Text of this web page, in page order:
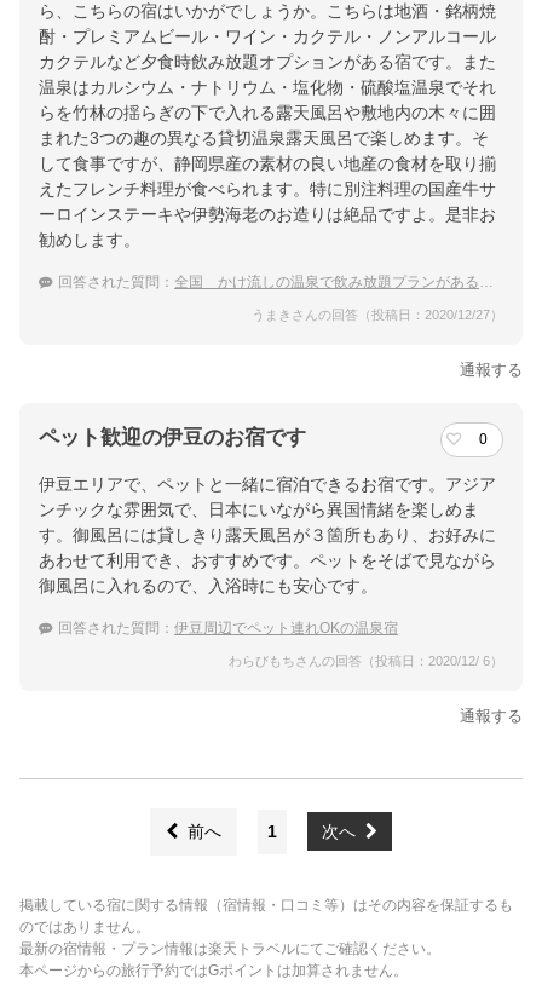
ら、こちらの宿はいかがでしょうか。こちらは地酒・銘柄焼
酎・プレミアムビール・ワイン・カクテル・ノンアルコール
カクテルなど夕食時飲み放題オプションがある宿です。また
温泉はカルシウム・ナトリウム・塩化物・硫酸塩温泉でそれ
らを竹林の揺らぎの下で入れる露天風呂や敷地内の木々に囲
まれた3つの趣の異なる貸切温泉露天風呂で楽しめます。そ
して食事ですが、静岡県産の素材の良い地産の食材を取り揃
えたフレンチ料理が食べられます。特に別注料理の国産牛サ
ーロインステーキや伊勢海老のお造りは絶品ですよ。是非お
勧めします。
回答された質問： 全国 かけ流しの温泉で飲み放題プランがある旅館
うまきさんの回答（投稿日：2020/12/27）
通報する
ペット歓迎の伊豆のお宿です 0
伊豆エリアで、ペットと一緒に宿泊できるお宿です。アジア
ンチックな雰囲気で、日本にいながら異国情緒を楽しめま
す。御風呂には貸しきり露天風呂が３箇所もあり、お好みに
あわせて利用でき、おすすめです。ペットをそばで見ながら
御風呂に入れるので、入浴時にも安心です。
回答された質問： 伊豆周辺でペット連れOKの温泉宿
わらびもちさんの回答（投稿日：2020/12/ 6）
通報する
前へ 1 次へ
掲載している宿に関する情報（宿情報・口コミ等）はその内容を保証するも
のではありません。
最新の宿情報・プラン情報は楽天トラベルにてご確認ください。
本ページからの旅行予約ではGポイントは加算されません。